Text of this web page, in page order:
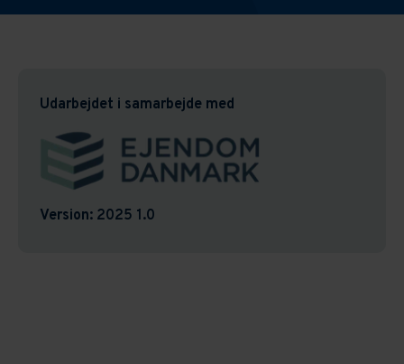
Udarbejdet i samarbejde med
Version: 2025 1.0